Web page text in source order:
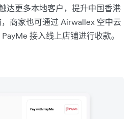
达更多本地客户，提升中国香港
商家也可通过 Airwallex 空中云
接入线上店铺进行收款。